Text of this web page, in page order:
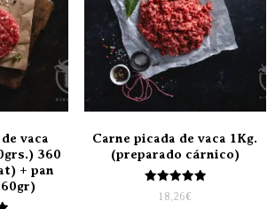
vaca
360
+ pan
Carne picada de vaca 1Kg.
(preparado cárnico)
Valorado
con
18,26€